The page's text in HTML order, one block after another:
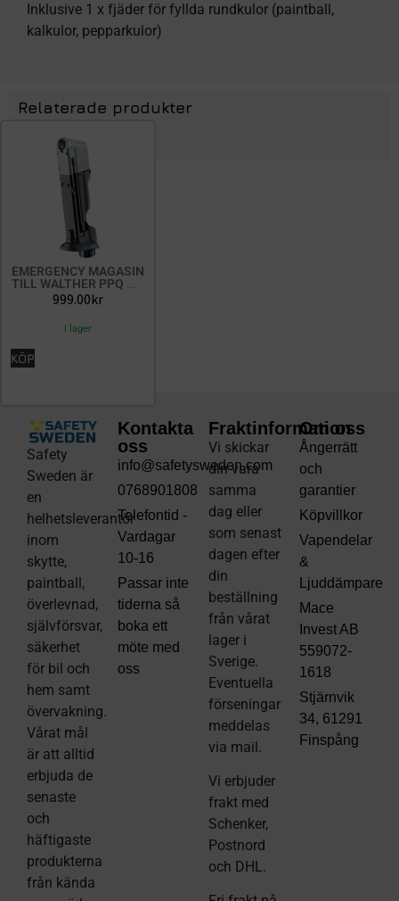
Inklusive 1 x fjäder för fyllda rundkulor (paintball,
kalkulor, pepparkulor)
Relaterade produkter
EMERGENCY MAGASIN
TILL WALTHER PPQ M2
T4E
999.00kr
I lager
KÖP
Safety
Sweden är
en
helhetsleverantör
inom
skytte,
paintball,
överlevnad,
självförsvar,
säkerhet
för bil och
hem samt
övervakning.
Vårat mål
är att alltid
erbjuda de
senaste
och
häftigaste
produkterna
från kända
Kontakta
oss
info@safetysweden.com
0768901808
Telefontid -
Vardagar
10-16
Passar inte
tiderna så
boka ett
möte med
oss
Fraktinformation
Vi skickar
din vara
samma
dag eller
som senast
dagen efter
din
beställning
från vårat
lager i
Sverige.
Eventuella
förseningar
meddelas
via mail.
Vi erbjuder
frakt med
Schenker,
Postnord
och DHL.
Om oss
Ångerrätt
och
garantier
Köpvillkor
Vapendelar
&
Ljuddämpare
Mace
Invest AB
559072-
1618
Stjärnvik
34, 61291
Finspång